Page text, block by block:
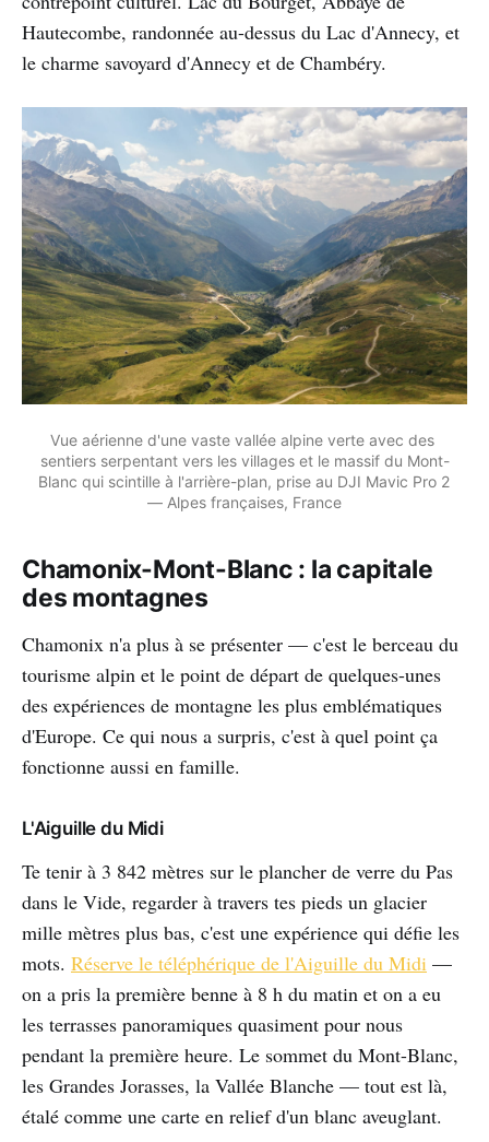
Hautecombe, randonnée au-dessus du Lac d'Annecy, et
le charme savoyard d'Annecy et de Chambéry.
Vue aérienne d'une vaste vallée alpine verte avec des
sentiers serpentant vers les villages et le massif du Mont-
Blanc qui scintille à l'arrière-plan, prise au DJI Mavic Pro 2
— Alpes françaises, France
Chamonix-Mont-Blanc : la capitale
des montagnes
Chamonix n'a plus à se présenter — c'est le berceau du
tourisme alpin et le point de départ de quelques-unes
des expériences de montagne les plus emblématiques
d'Europe. Ce qui nous a surpris, c'est à quel point ça
fonctionne aussi en famille.
L'Aiguille du Midi
Te tenir à 3 842 mètres sur le plancher de verre du Pas
dans le Vide, regarder à travers tes pieds un glacier
mille mètres plus bas, c'est une expérience qui défie les
mots. Réserve le téléphérique de l'Aiguille du Midi —
on a pris la première benne à 8 h du matin et on a eu
les terrasses panoramiques quasiment pour nous
pendant la première heure. Le sommet du Mont-Blanc,
les Grandes Jorasses, la Vallée Blanche — tout est là,
étalé comme une carte en relief d'un blanc aveuglant.